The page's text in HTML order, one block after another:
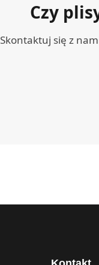
Czy
Skontaktuj się z